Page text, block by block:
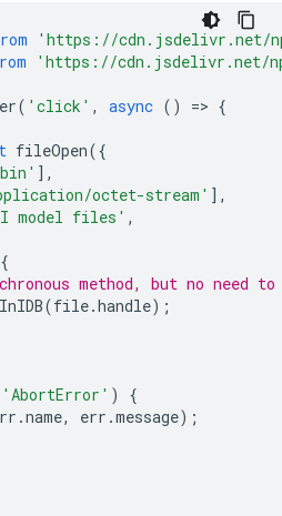
'https://cdn.jsdelivr.net/
'https://cdn.jsdelivr.net/
( 'click' , async () => {
fileOpen({
],
octet-stream' ],
model files' ,
{
method, but no need
(file.handle);
'AbortError' )
{
.name, err .message);